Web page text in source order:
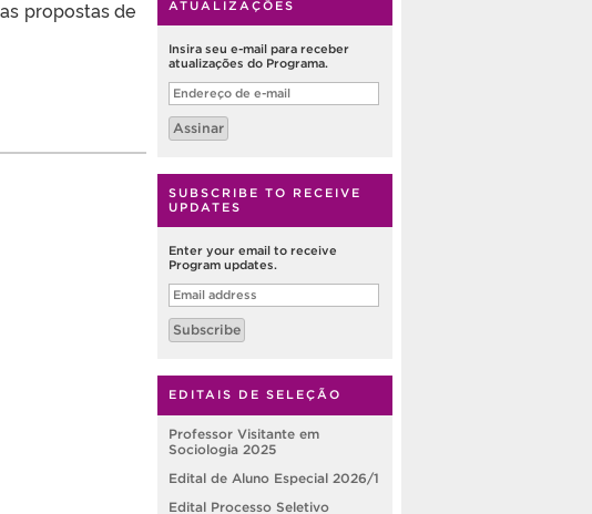
propostas de
ATUALIZAÇÕES
Insira seu e-mail para receber
atualizações do Programa.
Endereço
de
e-
mail
Assinar
SUBSCRIBE TO RECEIVE
UPDATES
Enter your email to receive
Program updates.
Email
address
Subscribe
EDITAIS DE SELEÇÃO
Professor Visitante em
Sociologia 2025
Edital de Aluno Especial 2026/1
Edital Processo Seletivo